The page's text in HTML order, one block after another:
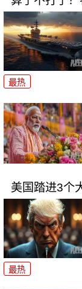
最热
美国踏进3个
最热